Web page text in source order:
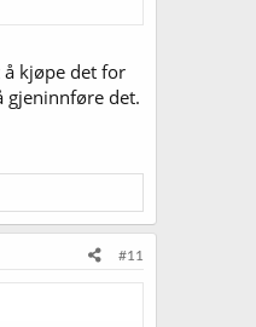
å kjøpe det for
gjeninnføre det.
#11